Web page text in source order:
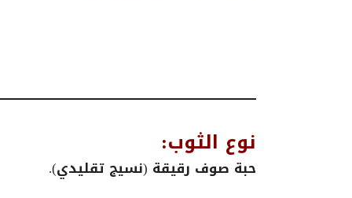
نوع الثوب:
حبة صوف رقيقة (نسيج تقليدي).